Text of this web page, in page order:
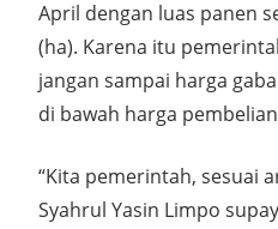
April dengan luas panen
(ha). Karena itu
jangan sampai harga
di bawah harga
“Kita pemerintah, sesuai
Syahrul Yasin Limpo